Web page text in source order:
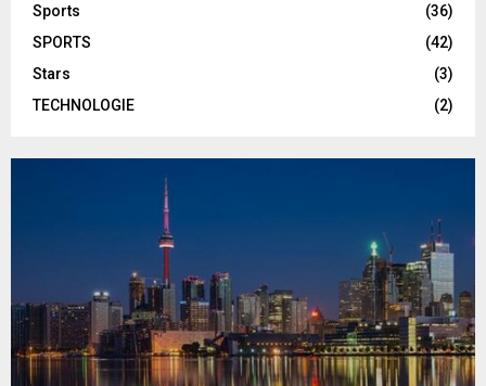
Sports
(36)
SPORTS
(42)
Stars
(3)
TECHNOLOGIE
(2)